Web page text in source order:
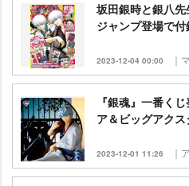
坂田銀時と銀八
ジャンプ登場で
2023-12-04 00:00 ｜
『銀魂』一番く
ア＆ビッグアクス
2023-12-01 11:26 ｜